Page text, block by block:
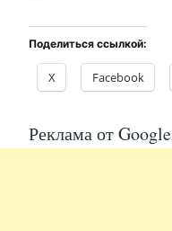
Поделиться ссылкой:
X Facebook
Реклама от Google